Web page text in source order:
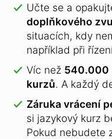
Učte se a
doplňkového
situacích, kdy
například při
Víc než 540.000
kurzů. A každý
Záruka vrácení
si jazykový kurz
Pokud nebudete